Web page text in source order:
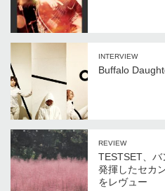
INTERVIEW
Buffalo
REVIEW
TESTSET、
発揮したセカ
をレヴュー